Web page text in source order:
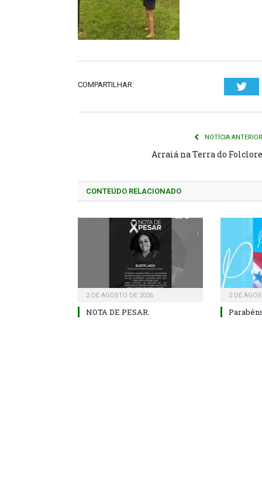
COMPARTILHAR:
NOTÍCIA ANTERIOR
Arraiá na Terra do Folclore
CONTEÚDO RELACIONADO
2 DE AGOSTO DE 2026
NOTA DE PESAR.
2 DE